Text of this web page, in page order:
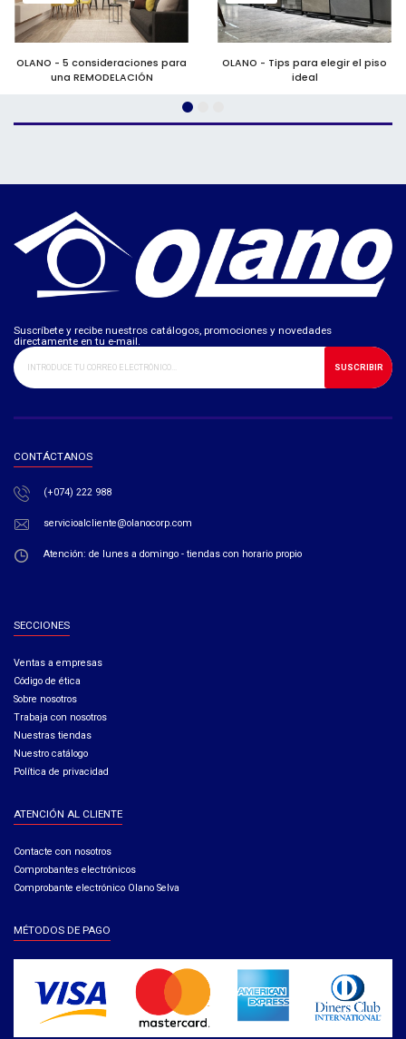
OLANO - 5 consideraciones para
una REMODELACIÓN
OLANO - Tips para elegir el piso
ideal
Suscríbete y recibe nuestros catálogos, promociones y novedades
directamente en tu e-mail.
SUSCRIBIR
CONTÁCTANOS
(+074) 222 988
servicioalcliente@olanocorp.com
Atención: de lunes a domingo - tiendas con horario propio
SECCIONES
Ventas a empresas​
Código de ética​
Sobre nosotros
Trabaja con nosotros
Nuestras tiendas
Nuestro catálogo
Política de privacidad
ATENCIÓN AL CLIENTE
Contacte con nosotros
Comprobantes electrónicos
Comprobante electrónico Olano Selva
MÉTODOS DE PAGO